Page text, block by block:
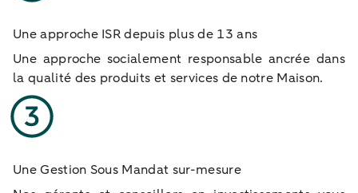
Une approche ISR depuis plus de 13 ans​
Une approche socialement responsable ancrée dans
la qualité des produits et services de notre Maison.
Une Gestion Sous Mandat sur-mesure